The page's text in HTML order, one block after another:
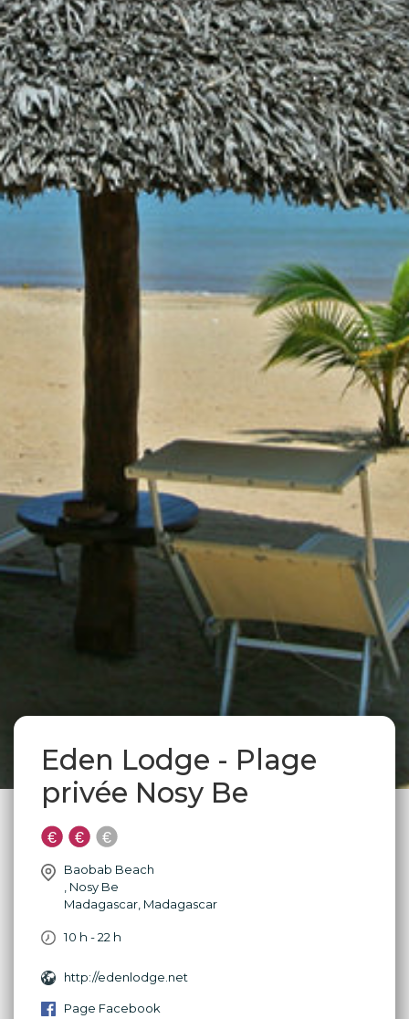
Eden Lodge - Plage
privée Nosy Be
Baobab Beach
Nosy Be
Madagascar Madagascar
10 h - 22 h
http://edenlodge.net
Page Facebook